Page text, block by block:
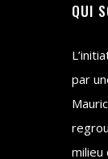
QUI
par
milieu